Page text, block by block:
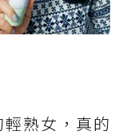
熟女，真的